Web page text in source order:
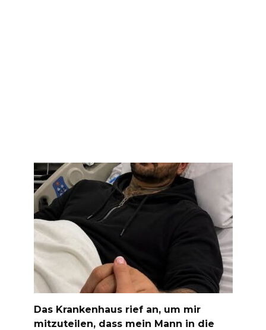
Das Krankenhaus rief an, um mir
mitzuteilen, dass mein Mann in die